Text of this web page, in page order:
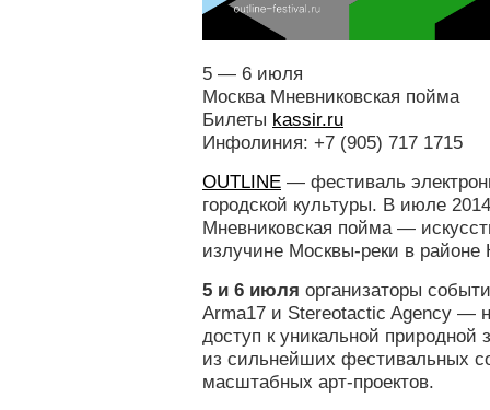
5 — 6 июля
Москва Мневниковская пойма
Билеты kassir.ru
Инфолиния: +7 (905) 717 1715
OUTLINE — фестиваль
городской культуры. В июле
Мневниковская пойма —
излучине Москвы-реки в районе
5 и 6 июля организаторы
Arma17 и Stereotactic Agency —
доступ к уникальной природной
из сильнейших фестивальных
масштабных арт-проектов.